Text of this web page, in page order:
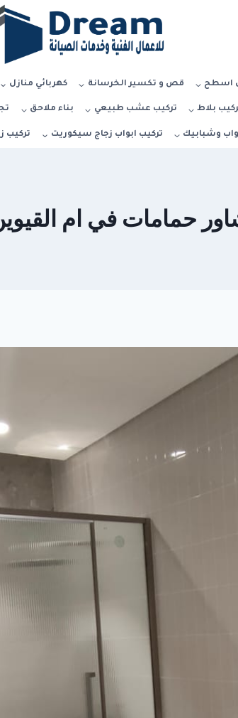
اسطح قص و تكسير الخرسانة كهربائي منازل
بلاط تركيب عشب طبيعي بناء ملاحق
وشبابيك تركيب ابواب زجاج سيكوريت تركيب
حمامات في ام القيوين